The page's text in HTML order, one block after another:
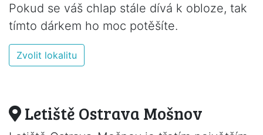
Pokud se váš chlap stále dívá k obloze, tak
tímto dárkem ho moc potěšíte.
Zvolit lokalitu
Letiště Ostrava Mošnov